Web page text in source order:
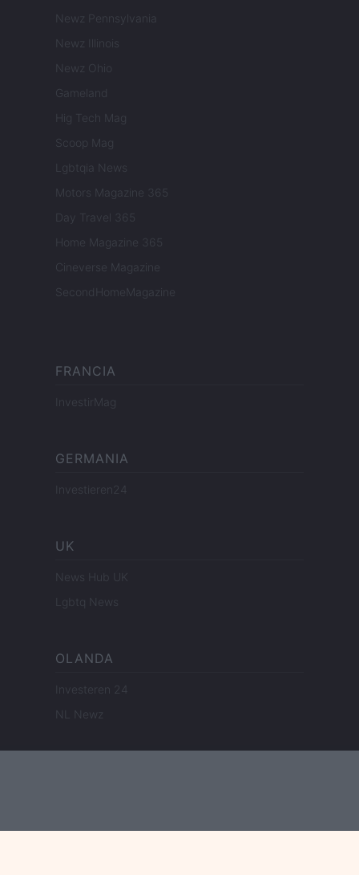
Newz Pennsylvania
Newz Illinois
Newz Ohio
Gameland
Hig Tech Mag
Scoop Mag
Lgbtqia News
Motors Magazine 365
Day Travel 365
Home Magazine 365
Cineverse Magazine
SecondHomeMagazine
FRANCIA
InvestirMag
GERMANIA
Investieren24
UK
News Hub UK
Lgbtq News
OLANDA
Investeren 24
NL Newz